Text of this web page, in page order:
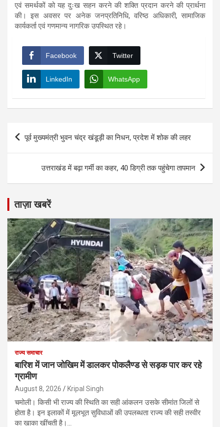
एवं समर्थकों को यह दुःख सहन करने की शक्ति प्रदान करने की प्रार्थना
की। इस अवसर पर अनेक जनप्रतिनिधि, वरिष्ठ अधिकारी, सामाजिक
कार्यकर्ता एवं गणमान्य नागरिक उपस्थित रहे।
Facebook Twitter
LinkedIn WhatsApp
Post
navigation
पूर्व मुख्यमंत्री भुवन चंद्र खंडूड़ी का निधन, प्रदेश में शोक की लहर
उत्तराखंड में बढ़ा गर्मी का कहर, 40 डिग्री तक पहुंचेगा तापमान
ताज़ा खबरें
राज्य समाचार
बारिश में जान जोखिम में डालकर पोकलैण्ड से सड़क पार कर रहे
ग्रामीण
August 8, 2026 Kripal Singh
चमोली। किसी भी राज्य की स्थिति का सही आंकलन उसके सीमांत जिलों से
होता है। इन इलाकों में मूलभूत सुविधाओं की उपलब्धता राज्य की सही तस्वीर
का खाका खींचती है।…